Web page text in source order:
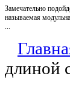
Замечательно
называемая
...
длиной